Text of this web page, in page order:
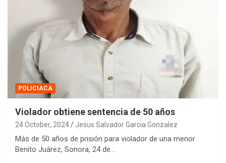
POLICIACA
Violador obtiene sentencia de 50 años
24 October, 2024 Jesus Salvador Garcia Gonzalez
Más de 50 años de prisión para violador de una menor
Benito Juárez, Sonora, 24 de…